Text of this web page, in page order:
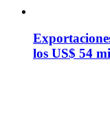
los US$ 54